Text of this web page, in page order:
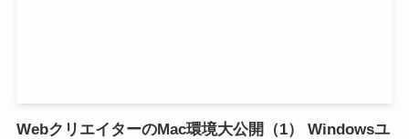
WebクリエイターのMac環境大公開（1） Windowsユ